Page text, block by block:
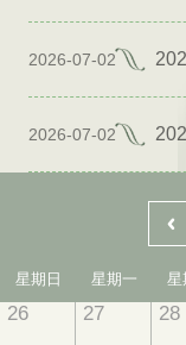
2026-07-02
2026-07-02
星期日 星期一 星
26 27 28